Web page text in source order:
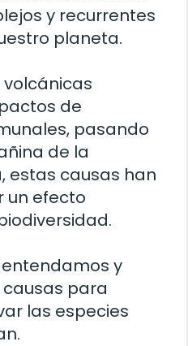
y recurrentes
planeta.
de
pasando
de la
estas causas han
un efecto
y
para
las especies